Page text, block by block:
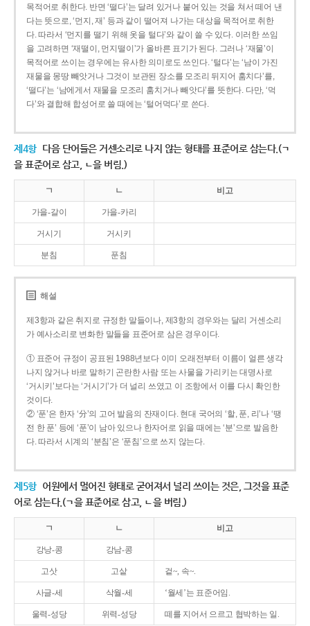
목적어로 취한다. 반면 ‘떨다’는 달려 있거나 붙어 있는 것을 쳐서 떼어 낸
다는 뜻으로, ‘먼지, 재’ 등과 같이 떨어져 나가는 대상을 목적어로 취한
다. 따라서 ‘먼지를 떨기 위해 옷을 털다’와 같이 쓸 수 있다. 이러한 쓰임
을 고려하면 ‘재떨이, 먼지떨이’가 올바른 표기가 된다. 그러나 ‘재물’이
목적어로 쓰이는 경우에는 유사한 의미로도 쓰인다. ‘털다’는 ‘남이 가진
재물을 몽땅 빼앗거나 그것이 보관된 장소를 모조리 뒤지어 훔치다’를,
‘떨다’는 ‘남에게서 재물을 모조리 훔치거나 빼앗다’를 뜻한다. 다만, ‘먹
다’와 결합해 합성어로 쓸 때에는 ‘털어먹다’로 쓴다.
제4항 다음 단어들은 거센소리로 나지 않는 형태를 표준어로 삼는다.(ㄱ
을 표준어로 삼고, ㄴ을 버림.)
ㄱ ㄴ 비고
가을-갈이 가을-카리
거시기 거시키
분침 푼침
해설
제3항과 같은 취지로 규정한 말들이나, 제3항의 경우와는 달리 거센소리
가 예사소리로 변화한 말들을 표준어로 삼은 경우이다.
① 표준어 규정이 공표된 1988년보다 이미 오래전부터 이름이 얼른 생각
나지 않거나 바로 말하기 곤란한 사람 또는 사물을 가리키는 대명사로
‘거시키’보다는 ‘거시기’가 더 널리 쓰였고 이 조항에서 이를 다시 확인한
것이다.
② ‘푼’은 한자 ‘分’의 고어 발음의 잔재이다. 현대 국어의 ‘할, 푼, 리’나 ‘땡
전 한 푼’ 등에 ‘푼’이 남아 있으나 한자어로 읽을 때에는 ‘분’으로 발음한
다. 따라서 시계의 ‘분침’은 ‘푼침’으로 쓰지 않는다.
제5항 어원에서 멀어진 형태로 굳어져서 널리 쓰이는 것은, 그것을 표준
어로 삼는다.(ㄱ을 표준어로 삼고, ㄴ을 버림.)
ㄱ ㄴ 비고
강낭-콩 강남-콩
고삿 고샅 겉~, 속~.
사글-세 삭월-세 ‘월세’는 표준어임.
울력-성당 위력-성당 떼를 지어서 으르고 협박하는 일.